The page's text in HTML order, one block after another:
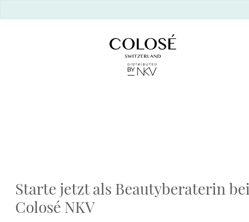
Starte jetzt als Beautyberaterin bei
Colosé NKV